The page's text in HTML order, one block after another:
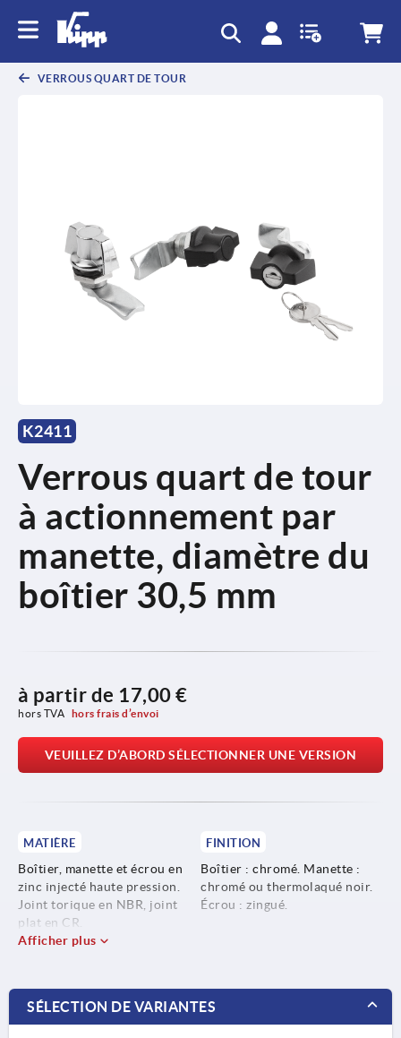
VERROUS QUART DE TOUR
K2411
Verrous quart de tour
à actionnement par
manette, diamètre du
boîtier 30,5 mm
à partir de 17,00 €
hors TVA hors frais d’envoi
VEUILLEZ D’ABORD SÉLECTIONNER UNE VERSION
MATIÈRE
Boîtier, manette et écrou en
zinc injecté haute pression.
Joint torique en NBR, joint
plat en CR.
FINITION
Boîtier : chromé. Manette :
chromé ou thermolaqué noir.
Écrou : zingué.
Afficher plus
SÉLECTION DE VARIANTES